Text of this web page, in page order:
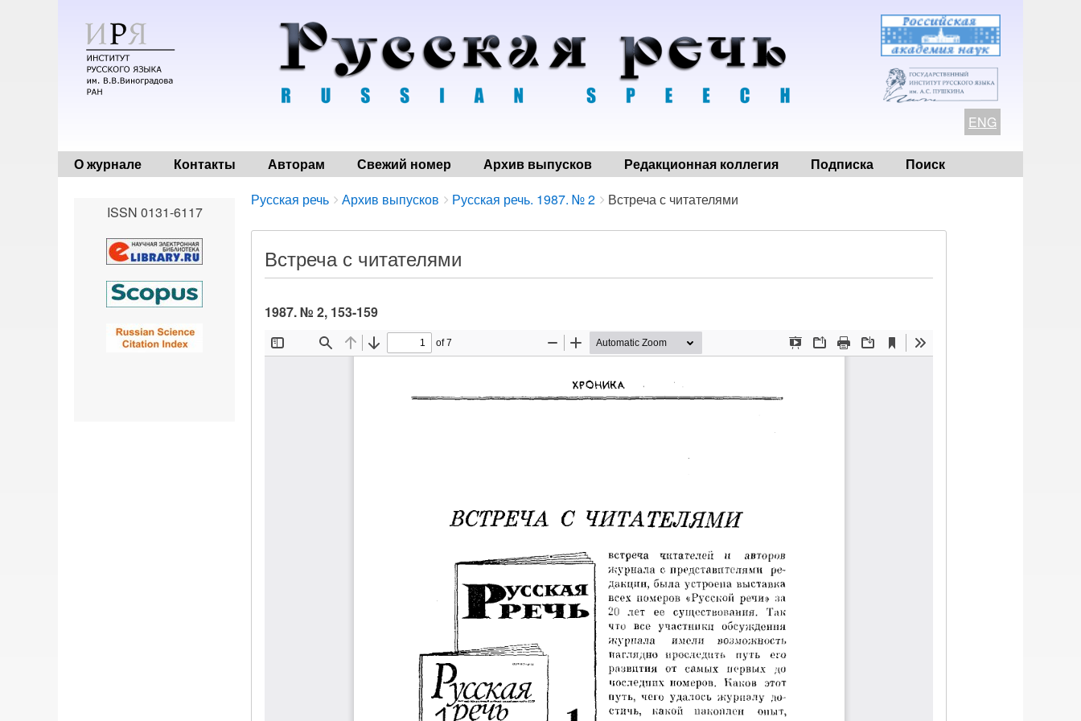
ENG
О журнале Контакты Авторам Свежий номер Архив выпусков Редакционная коллегия Подписка Поиск
Breadcrumbs
You
here:
Русская речь Архив выпусков Русская речь. 1987. № 2 Встреча с читателями
Встреча с читателями
1987. № 2, 153-159
ISSN 0131-6117